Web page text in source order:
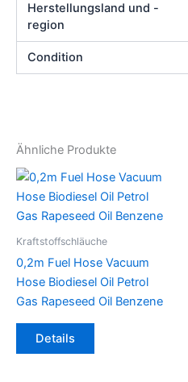
Herstellungsland und -
region
Condition
Ähnliche Produkte
Kraftstoffschläuche
0,2m Fuel Hose Vacuum
Hose Biodiesel Oil Petrol
Gas Rapeseed Oil Benzene
Details
Dieses